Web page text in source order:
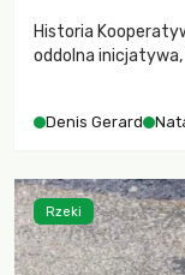
Historia
oddolna
współpracy,
rozpoznawalna
kilkuset członków
Denis Gerard
Rzeki